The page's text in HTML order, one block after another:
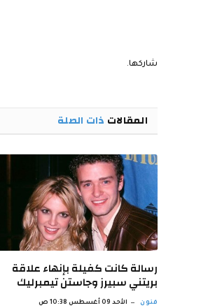
شاركها.
المقالات ذات الصلة
رسالة كانت كفيلة بإنهاء علاقة
بريتني سبيرز وجاستن تيمبرليك
فنون الأحد 09 أغسطس 10:38 ص